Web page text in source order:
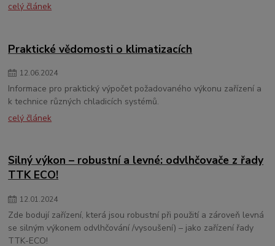
celý článek
Praktické vědomosti o klimatizacích
12.06.2024
Informace pro praktický výpočet požadovaného výkonu zařízení a
k technice různých chladicích systémů.
celý článek
Silný výkon – robustní a levné: odvlhčovače z řady
TTK ECO!
12.01.2024
Zde bodují zařízení, která jsou robustní při použití a zároveň levná
se silným výkonem odvlhčování /vysoušení) – jako zařízení řady
TTK-ECO!